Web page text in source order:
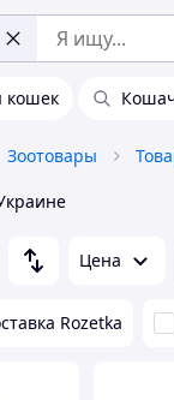
кошек
Зоотовары
Цена
Rozetka